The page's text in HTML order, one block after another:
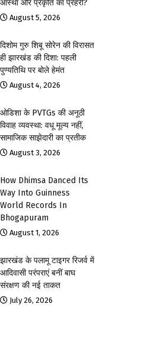
आस्था और प्रकृति का प्रहरी?
August 5, 2026
दिशोम गुरु शिबू सोरेन की विरासत
ही झारखंड की दिशा: पहली
पुण्यतिथि पर बोले हेमंत
August 4, 2026
ओडिशा के PVTGs की अनूठी
विवाह व्यवस्था: वधू मूल्य नहीं,
सामाजिक साझेदारी का प्रतीक
August 3, 2026
How Dhimsa Danced Its
Way Into Guinness
World Records In
Bhogapuram
August 1, 2026
झारखंड के पलामू टाइगर रिजर्व में
आदिवासी परंपराएं बनीं बाघ
संरक्षण की नई ताकत
July 26, 2026